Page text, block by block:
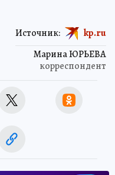
Марина ЮРЬЕВА
корреспондент
Источник: kp.ru